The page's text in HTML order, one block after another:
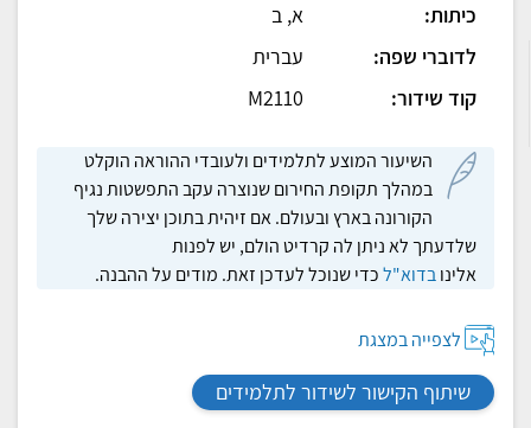
כיתות:
א, ב
לדוברי שפה:
עברית
קוד שידור:
M2110
השיעור המוצע לתלמידים ולעובדי ההוראה הוקלט
במהלך תקופת החירום שנוצרה עקב התפשטות נגיף
הקורונה בארץ ובעולם. אם זיהית בתוכן יצירה שלך
שלדעתך לא ניתן לה קרדיט הולם, יש לפנות
אלינובדוא"לכדי שנוכל לעדכן זאת. מודים על ההבנה.
לצפייה במצגת
שיתוף הקישור לשידור לתלמידים